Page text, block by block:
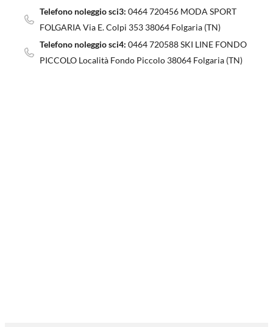
Telefono noleggio sci3: 0464 720456 MODA SPORT
FOLGARIA Via E. Colpi 353 38064 Folgaria (TN)
Telefono noleggio sci4: 0464 720588 SKI LINE FONDO
PICCOLO Località Fondo Piccolo 38064 Folgaria (TN)